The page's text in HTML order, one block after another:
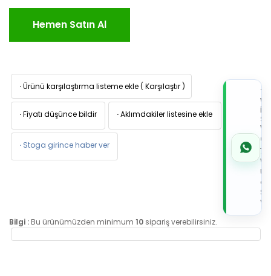
Hemen Satın Al
·Ürünü karşılaştırma listeme ekle ( Karşılaştır )
·Fiyatı düşünce bildir ·Aklımdakiler listesine ekle
· Stoga girince haber ver
İLE
de
Bilgi : Bu ürünümüzden minimum 10 sipariş verebilirsiniz.